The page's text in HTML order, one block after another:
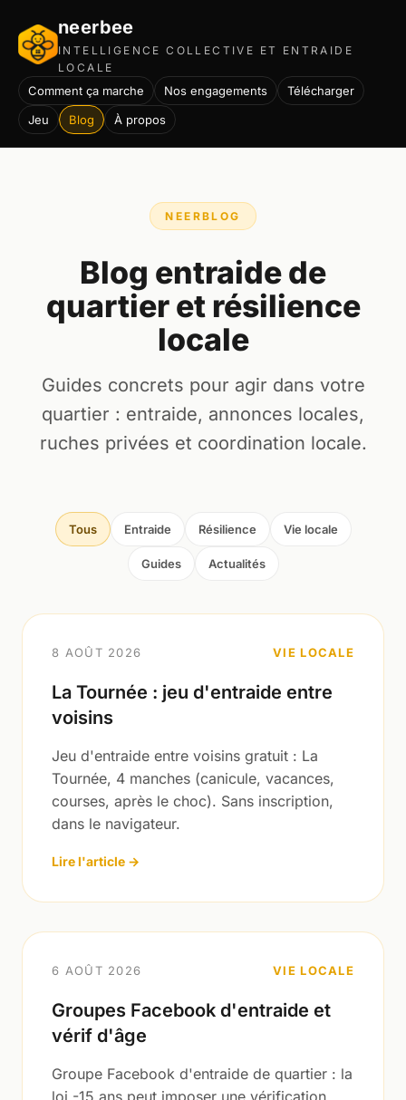
neerbee
INTELLIGENCE COLLECTIVE ET ENTRAIDE
LOCALE
Comment ça marche Nos engagements
Télécharger
Jeu
Blog À propos
NEERBLOG
Blog entraide de
quartier et résilience
locale
Guides concrets pour agir dans votre
quartier : entraide, annonces locales,
ruches privées et coordination locale.
Tous Entraide Résilience Vie locale
Guides Actualités
8 AOÛT 2026 VIE LOCALE
La Tournée : jeu d'entraide entre
voisins
Jeu d'entraide entre voisins gratuit : La
Tournée, 4 manches (canicule, vacances,
courses, après le choc). Sans inscription,
dans le navigateur.
Lire l'article →
6 AOÛT 2026 VIE LOCALE
Groupes Facebook d'entraide et
vérif d'âge
Groupe Facebook d'entraide de quartier : la
loi -15 ans peut imposer une vérification